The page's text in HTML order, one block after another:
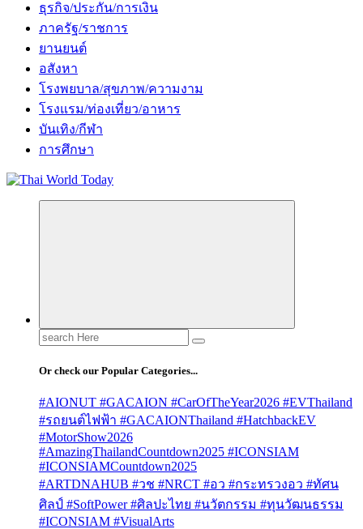
ธุรกิจ/ประกัน/การเงิน
ภาครัฐ/ราชการ
ยานยนต์
อสังหา
โรงพยบาล/สุขภาพ/ความงาม
โรงแรม/ท่องเที่ยว/อาหาร
บันเทิง/กีฬา
การศึกษา
Search
for:
Or check our Popular Categories...
#AIONUT #GACAION #CarOfTheYear2026 #EVThailand
#รถยนต์ไฟฟ้า #GACAIONThailand #HatchbackEV
#MotorShow2026
#AmazingThailandCountdown2025 #ICONSIAM
#ICONSIAMCountdown2025
#ARTDNAHUB #วช #NRCT #อว #กระทรวงอว #ทัศน
ศิลป์ #SoftPower #ศิลปะไทย #นวัตกรรม #ทุนวัฒนธรรม
#ICONSIAM #VisualArts